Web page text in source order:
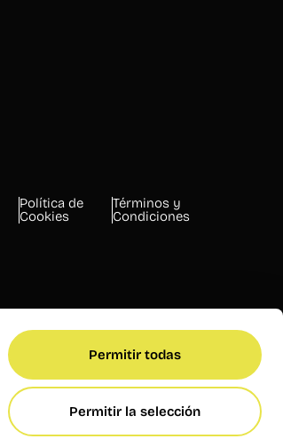
Permitir todas
Permitir la selección
Política de
Cookies
Términos y
Condiciones